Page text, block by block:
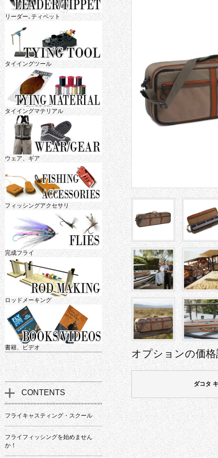
オプションの価
ダコタ
リーダー､ティペット
タイイングツール
タイイングマテリアル
ウェア、ギア
フィッシングアクセサリ
完成フライ
ロッドメーキング
書籍、ビデオ
CONTENTS
フライキャスティング・スクール
フライフィッシングを始めません
か！